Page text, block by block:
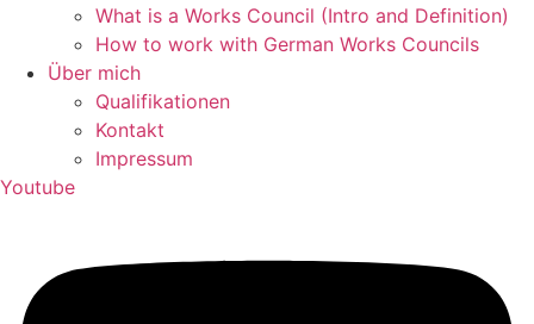
What is a Works Council (Intro and Definition)
How to work with German Works Councils
Über mich
Qualifikationen
Kontakt
Impressum
Youtube